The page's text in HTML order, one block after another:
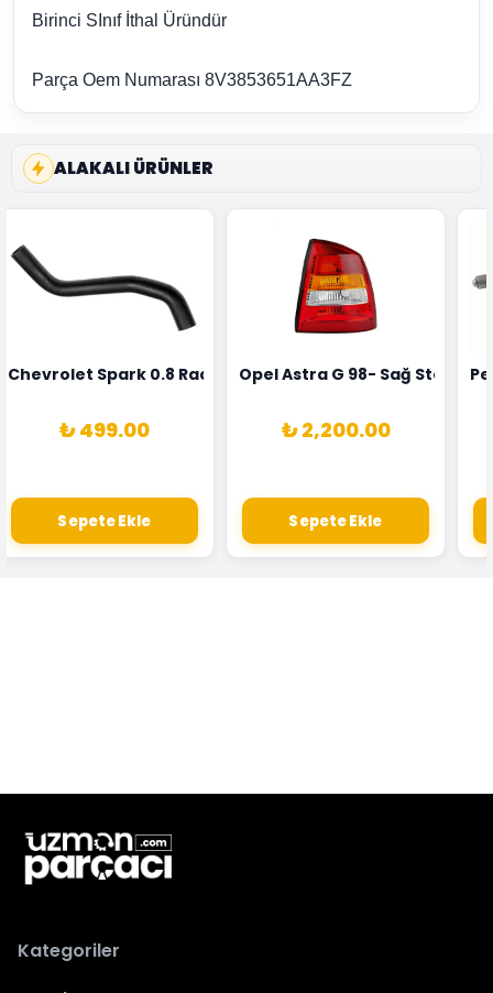
Birinci SInıf İthal Üründür
Parça Oem Numarası 8V3853651AA3FZ
ALAKALI ÜRÜNLER
1628HN-0258010081
Alternatörü Valeo Marka 05E903018G
Chevrolet Spark 0.8 Radyatör Üst Hortumu Rapro Marka
₺ 499.00
Sepete Ekle
Opel Astra G 98- Sağ Stop
₺ 2,200.00
Sepete Ekle
Kategoriler